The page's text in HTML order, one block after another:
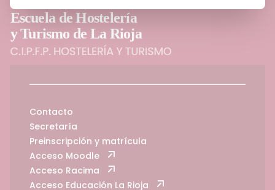
Contacto
Secretaría
Preinscripción y matrícula
Acceso Moodle
Acceso Racima
Acceso Educación La Rioja